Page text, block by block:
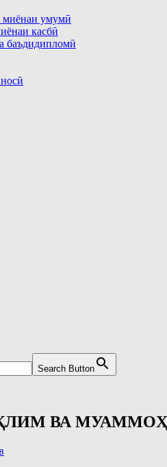
миёнаи умумӣ
касбӣ
баъдидипломӣ
Search Button
ВА